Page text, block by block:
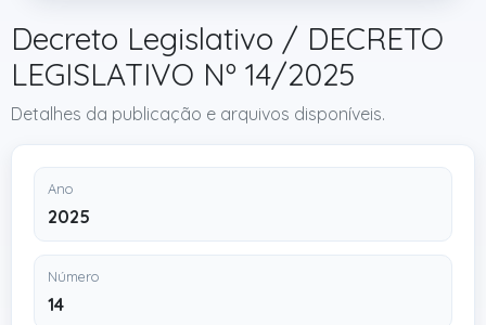
Decreto Legislativo / DECRETO
LEGISLATIVO Nº 14/2025
Detalhes da publicação e arquivos disponíveis.
Ano
2025
Número
14